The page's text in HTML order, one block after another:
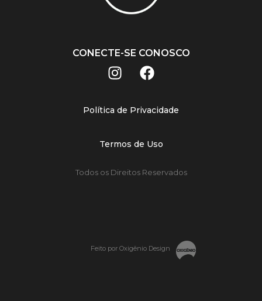
CONECTE-SE CONOSCO
Política de Privacidade
Termos de Uso
Todos os Direitos Reservados
Feito por Oxigênio Design